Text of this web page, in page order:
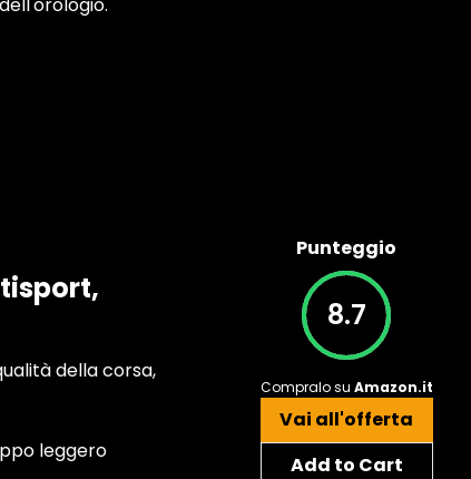
della corsa,
leggero
Punteggio
8.7
Compralo su Amazon.it
Vai all'offerta
Add to Cart